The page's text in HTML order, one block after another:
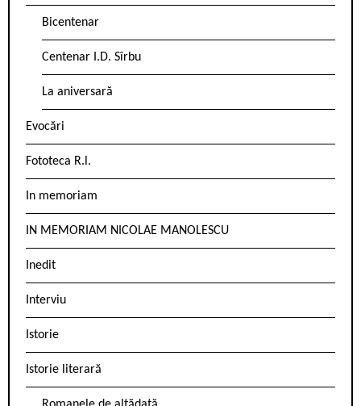
Bicentenar
Centenar I.D. Sîrbu
La aniversară
Evocări
Fototeca R.l.
In memoriam
IN MEMORIAM NICOLAE MANOLESCU
Inedit
Interviu
Istorie
Istorie literară